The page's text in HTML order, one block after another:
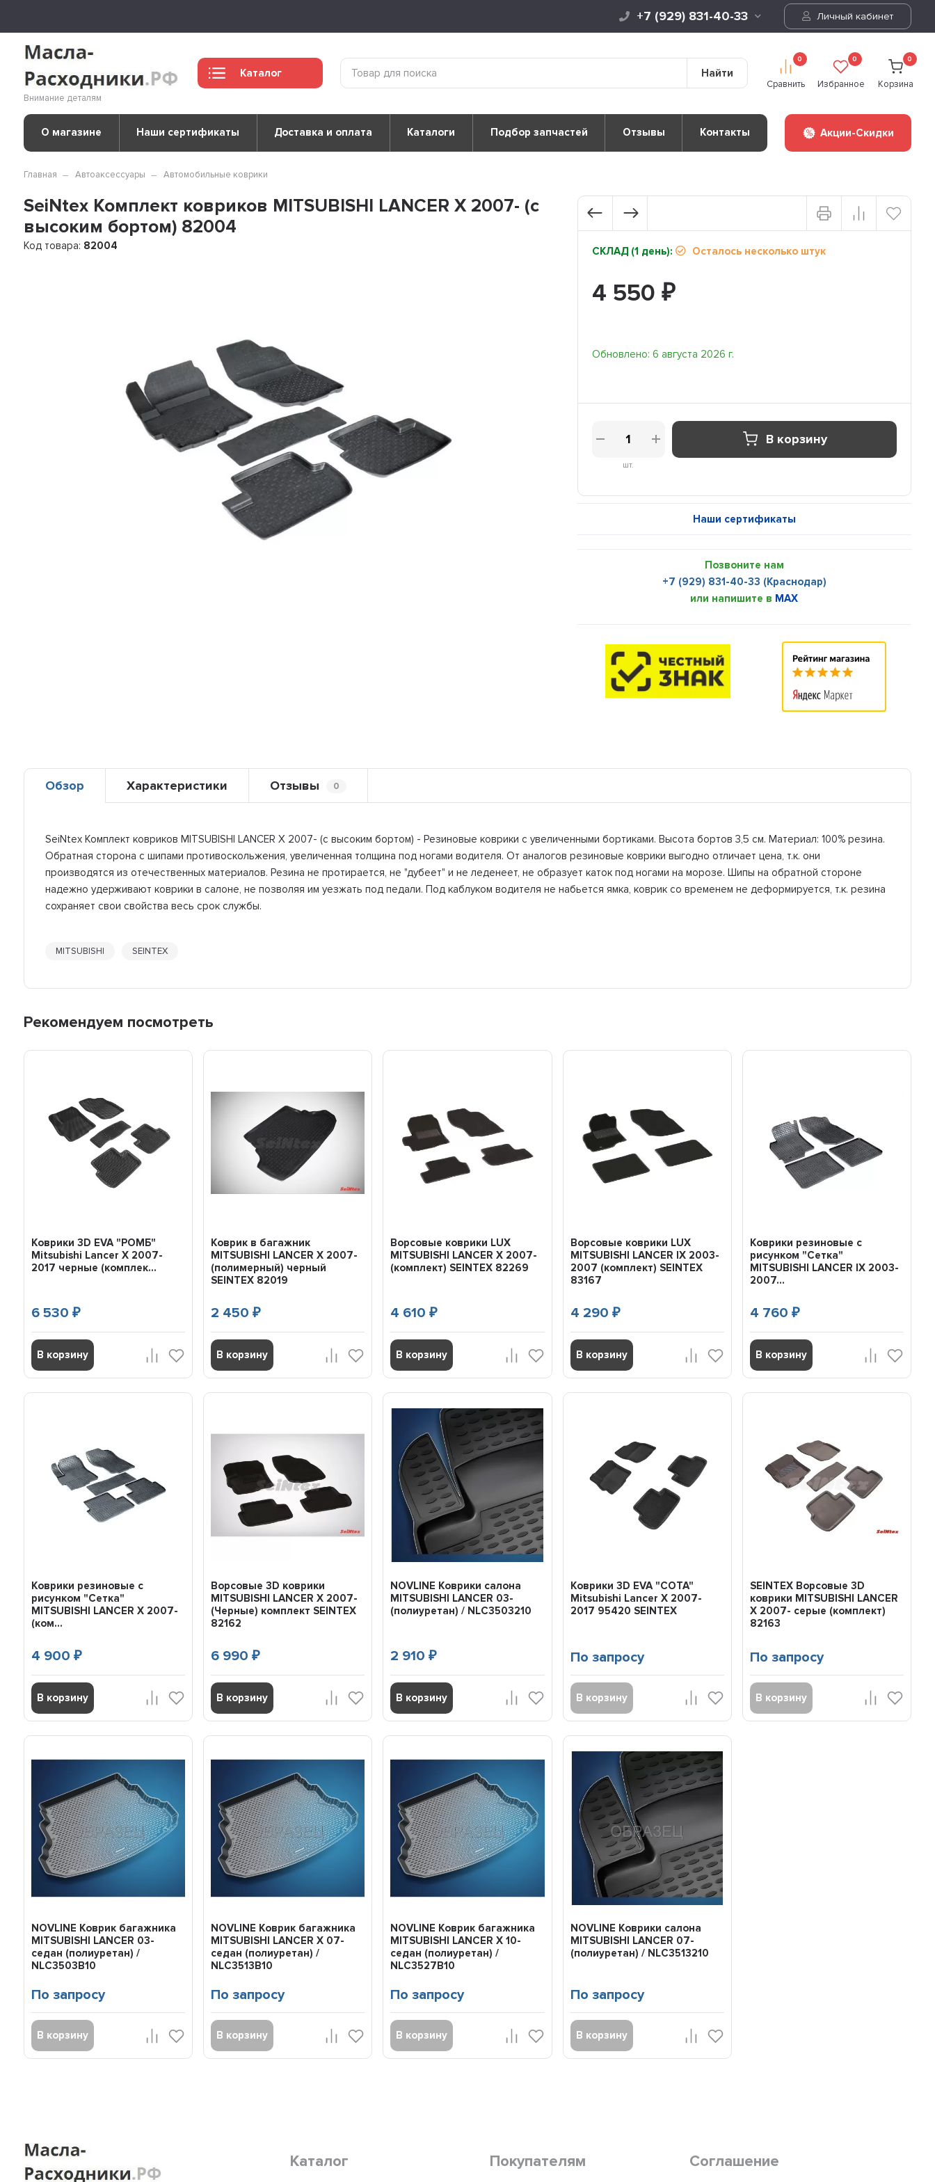
+7 (929) 831-40-33 Личный кабинет
Внимание деталям
Каталог Найти
0
Сравнить
0
Избранное
0
Корзина
О магазине Наши сертификаты Доставка и оплата Каталоги Подбор запчастей Отзывы Контакты Акции-Скидки
Главная Автоаксессуары Автомобильные коврики
SeiNtex Комплект ковриков MITSUBISHI LANCER X 2007- (с
высоким бортом) 82004
Код товара: 82004 СКЛАД (1 день): Осталось несколько штук
4 550 ₽
Обновлено: 6 августа 2026 г.
шт.
В корзину
Наши сертификаты
Позвоните нам
+7 (929) 831-40-33 (Краснодар)
или напишите в MAX
Обзор Характеристики Отзывы 0
SeiNtex Комплект ковриков MITSUBISHI LANCER X 2007- (с высоким бортом) - Резиновые коврики с увеличенными бортиками. Высота бортов 3,5 см. Материал: 100% резина.
Обратная сторона с шипами противоскольжения, увеличенная толщина под ногами водителя. От аналогов резиновые коврики выгодно отличает цена, т.к. они
производятся из отечественных материалов. Резина не протирается, не "дубеет" и не леденеет, не образует каток под ногами на морозе. Шипы на обратной стороне
надежно удерживают коврики в салоне, не позволяя им уезжать под педали. Под каблуком водителя не набьется ямка, коврик со временем не деформируется, т.к. резина
сохраняет свои свойства весь срок службы.
MITSUBISHI SEINTEX
Рекомендуем посмотреть
Коврики 3D EVA "РОМБ"
Mitsubishi Lancer X 2007-
2017 черные (комплек...
6 530₽
В корзину
Коврик в багажник
MITSUBISHI LANCER X 2007-
(полимерный) черный
SEINTEX 82019
2 450₽
В корзину
Ворсовые коврики LUX
MITSUBISHI LANCER X 2007-
(комплект) SEINTEX 82269
4 610₽
В корзину
Ворсовые коврики LUX
MITSUBISHI LANCER IX 2003-
2007 (комплект) SEINTEX
83167
4 290 ₽
В корзину
Коврики резиновые с
рисунком "Сетка"
MITSUBISHI LANCER IX 2003-
2007...
4 760 ₽
В корзину
Коврики резиновые с
рисунком "Сетка"
MITSUBISHI LANCER X 2007-
(ком...
4 900₽
В корзину
Ворсовые 3D коврики
MITSUBISHI LANCER X 2007-
(Черные) комплект SEINTEX
82162
6 990₽
В корзину
NOVLINE Коврики салона
MITSUBISHI LANCER 03-
(полиуретан) / NLC3503210
2 910₽
В корзину
Коврики 3D EVA "СОТА"
Mitsubishi Lancer X 2007-
2017 95420 SEINTEX
По запросу
В корзину
SEINTEX Ворсовые 3D
коврики MITSUBISHI LANCER
X 2007- серые (комплект)
82163
По запросу
В корзину
NOVLINE Коврик багажника
MITSUBISHI LANCER 03-
седан (полиуретан) /
NLC3503B10
По запросу
В корзину
NOVLINE Коврик багажника
MITSUBISHI LANCER X 07-
седан (полиуретан) /
NLC3513B10
По запросу
В корзину
NOVLINE Коврик багажника
MITSUBISHI LANCER X 10-
седан (полиуретан) /
NLC3527B10
По запросу
В корзину
NOVLINE Коврики салона
MITSUBISHI LANCER 07-
(полиуретан) / NLC3513210
По запросу
В корзину
Каталог Покупателям Соглашение